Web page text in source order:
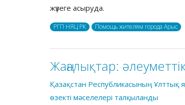
жүзеге асыруда.
РГП НЯЦ РК Помощь жителям города Арыс
Жаңалықтар:
Қазақстан Республикасының
өзекті мәселелері талқыланды